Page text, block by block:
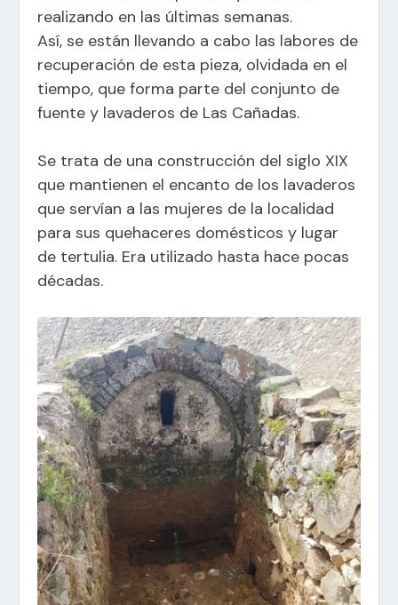
realizando en las últimas semanas.
Así, se están llevando a cabo las labores de
recuperación de esta pieza, olvidada en el
tiempo, que forma parte del conjunto de
fuente y lavaderos de Las Cañadas.
Se trata de una construcción del siglo XIX
que mantienen el encanto de los lavaderos
que servían a las mujeres de la localidad
para sus quehaceres domésticos y lugar
de tertulia. Era utilizado hasta hace pocas
décadas.